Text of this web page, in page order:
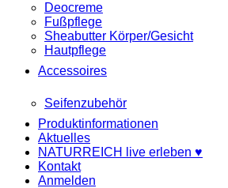
Deocreme
Fußpflege
Sheabutter Körper/Gesicht
Hautpflege
Accessoires
Seifenzubehör
Produktinformationen
Aktuelles
NATURREICH live erleben ♥
Kontakt
Anmelden